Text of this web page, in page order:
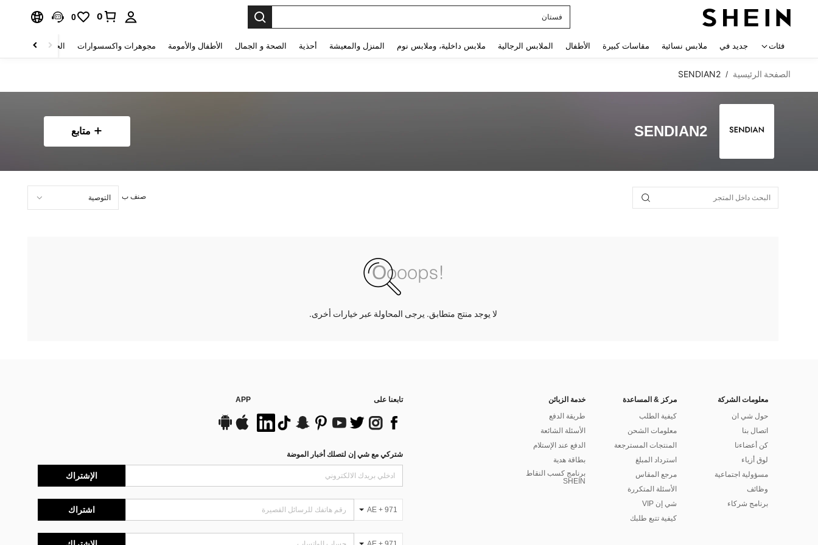
فستان
0
0
فئات جديد في ملابس نسائية مقاسات كبيرة الأطفال الملابس الرجالية ملابس داخلية، وملابس نوم المنزل والمعيشة أحذية الصحة و الجمال الأطفال والأمومة مجوهرات واكسسوارات الحقائب والأمتعة
الصفحة الرئيسية /
SENDIAN2
SENDIAN2 متابع
صنف ب
لا يوجد منتج متطابق. يرجى المحاولة عبر خيارات أخرى.
معلومات الشركة
حول شي ان
اتصال بنا
كن أعضاءنا
لوق أزياء
مسؤولية اجتماعية
وظائف
برنامج شركاء
مركز & المساعدة
كيفية الطلب
معلومات الشحن
المنتجات المسترجعة
استرداد المبلغ
مرجع المقاس
الأسئلة المتكررة
شي إن VIP
كيفية تتبع طلبك
خدمة الزبائن
طريقة الدفع
الأسئلة الشائعة
الدفع عند الإستلام
بطاقة هدية
برنامج كسب النقاط
SHEIN
تابعنا على APP
شتركي مع شي إن لتصلك أخبار الموضة
الإشتراك
AE + 971 اشتراك